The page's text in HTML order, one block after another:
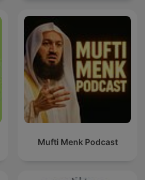
Mufti Menk Podcast